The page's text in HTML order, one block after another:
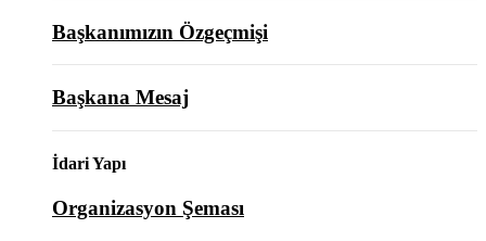
Başkanımızın Özgeçmişi
Başkana Mesaj
İdari Yapı
Organizasyon Şeması